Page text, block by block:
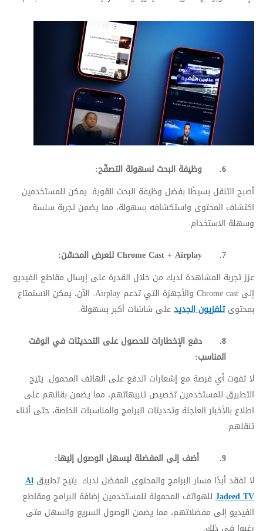
6. وظيفة البحث لسهولة التصفح:
أصبح التنقل بسيطًا بفضل وظيفة البحث القوية. يمكن للمستخدمين
اكتشاف المحتوى واستكشافه بسهولة، مما يضمن تجربة سلسة
وسهلة الاستخدام.
7.
Chrome Cast + Airplayللعرض المحسّن:
عزز تجربة المشاهدة لديك من خلال القدرة على إرسال مقاطع الفيديو
إلى Chrome cast والأجهزة التي تدعم Airplay. الآن، يمكن الاستمتاع
بمحتوىتلفزيون الجديدعلى شاشات أكبر بسهولة.
8.
دفع الإخطارات للحصول على التحديثات في الوقت
المناسب:
لا تفوت أي فرصة مع إشعارات الدفع على الهاتف المحمول. يتيح
التطبيق للمستخدمين تخصيص تنبيهاتهم، مما يضمن بقائهم على
اطلاع بالأخبار العاجلة وتحديثات البرامج والمناسبات الخاصة، حتى أثناء
تنقلهم.
9.
أضف إلى المفضلة ليسهل الوصول إليها:
لا تفقد أبدًا مسار البرامج والمحتوى المفضل لديك. يتيح تطبيق Al
Jadeed TV للهواتف المحمولة للمستخدمين إضافة البرامج ومقاطع
الفيديو إلى مفضلاتهم، مما يضمن الوصول السريع والسهل متى